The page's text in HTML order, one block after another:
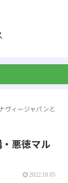
ヴィージャパンと
悪徳マル
2022.10.05